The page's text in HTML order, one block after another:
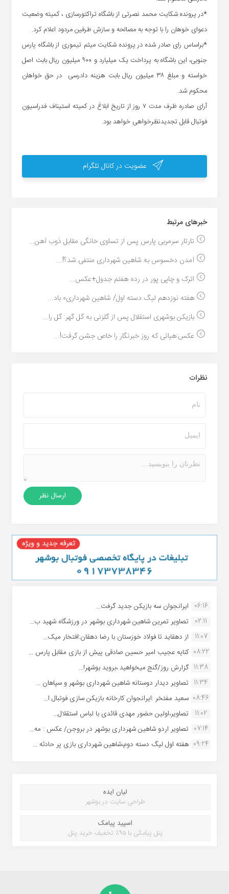
*در پرونده شکایت محمد نصرتی از باشگاه تراکتورسازی ، کمیته وضعیت
دعوای خوهان را با توجه به مصالحه و سازش طرفین مردود اعلام کرد.
*براساس رای صادر شده در پرونده شکایت میثم تیموری از باشگاه پارس
جنوبی، این باشگاه به پرداخت یک میلیارد و ۹۰۰ میلیون ریال بابت اصل
خواسته و مبلغ ۳۸ میلیون ریال بابت هزینه دادرسی در حق خواهان
محکوم شد.
آرای صادره ظرف مدت ۷ روز از تاریخ ابلاغ در کمیته استیناف فدراسیون
فوتبال قابل تجدیدنظرخواهی خواهد بود.
عضویت در کانال تلگرام
خبر‌های مرتبط
تارتار سرمربی پارس پس از تساوی خانگی مقابل ذوب آهن...
آمدن دخسوس به شاهین شهرداری منتفی شد؟!...
اترک و چاپی پور در رده هفتم جدول+عکس...
هفته نوزدهم لیگ دسته اول/ شاهین شهرداری۰ باد...
بازیکن بوشهری استقلال پس از گلزنی به گل گهر: گل را...
عکس:هیاتی که روز خبرنگار را خاص جشن گرفت!...
نظرات
06:16 ایرانجوان سه بازیکن جدید گرفت...
02:11
تصاویر تمرین شاهین شهردارى بوشهر در ورزشگاه شهید ب...
11:07
از دهقاید تا فولاد خوزستان با رضا دهقان:افتخار میک...
08:22 کنایه عجیب امیر حسین صادقی پیش از بازی مقابل پارس ...
11:38 گزارش روز/گنج میخواهید ،بروید بوشهر!...
11:34 تصاویر دیدار دوستانه شاهین شهردارى بوشهر و سپاهان ...
08:46 سعید مفتخر :ایرانجوان کارخانه بازیکن سازی فوتبال ا...
11:02
تصاویر،اولین حضور مهدی قائدی با لباس استقلال...
07:14 تصاویر اردو شاهین شهرداری بوشهر در بروجن/ عکس : مه...
09:24 هفته اول لیگ دسته دوم،شاهین شهرداری بازی پر حادثه ...
لیان ایده
طراحی سایت در بوشهر
اسپید پیامک
پنل پیامکی با ۹۵٪ تخفیف خرید پنل